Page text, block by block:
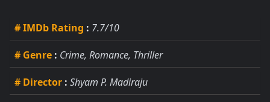
# IMDb Rating : 7.7/10
# Genre : Crime, Romance, Thriller
# Director : Shyam P. Madiraju